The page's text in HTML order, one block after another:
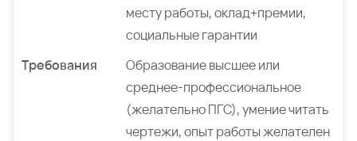
месту работы, оклад+премии,
социальные гарантии
Требования
Образование высшее или
среднее-профессиональное
(желательно ПГС), умение читать
чертежи, опыт работы желателен